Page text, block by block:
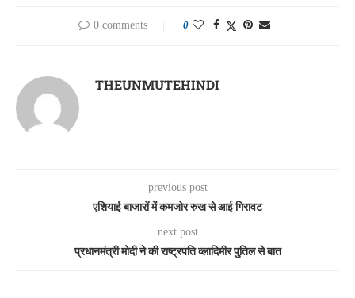
0 comments 0
THEUNMUTEHINDI
previous post
एशियाई बाजारों में कमजोर रुख से आई गिरावट
next post
प्रधानमंत्री मोदी ने की राष्ट्रपति व्लादिमीर पुतिल से बात